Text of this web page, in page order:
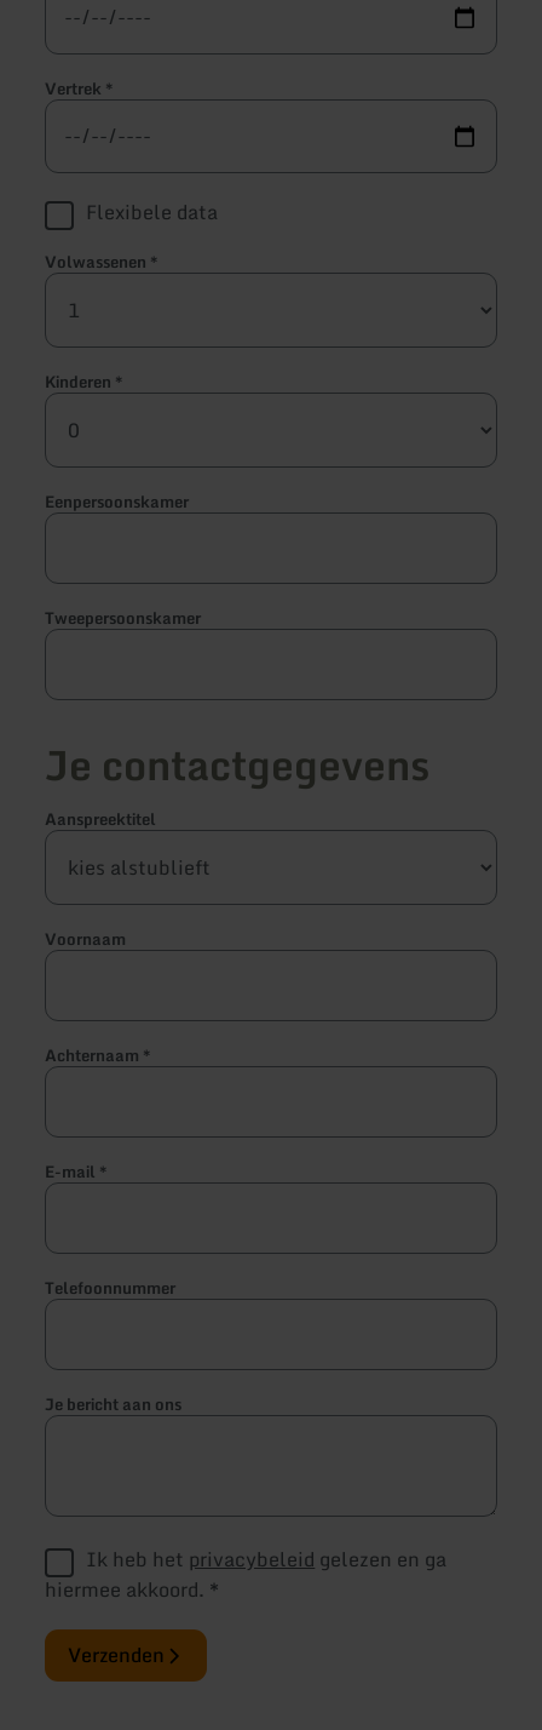
Vertrek *
Flexibele data
Volwassenen *
Kinderen *
Eenpersoonskamer
Tweepersoonskamer
Je contactgegevens
Aanspreektitel
Voornaam
Achternaam *
E-mail *
Telefoonnummer
Je bericht aan ons
Ik heb het privacybeleid gelezen en ga
hiermee akkoord. *
Verzenden